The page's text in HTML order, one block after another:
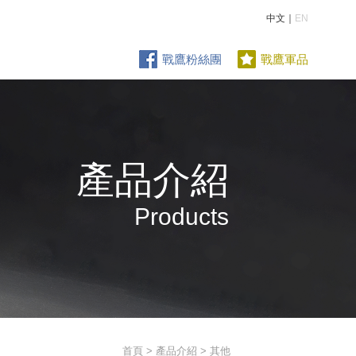
中文｜ EN
戰鷹粉絲團 戰鷹軍品
產品介紹
Products
首頁 > 產品介紹 > 其他